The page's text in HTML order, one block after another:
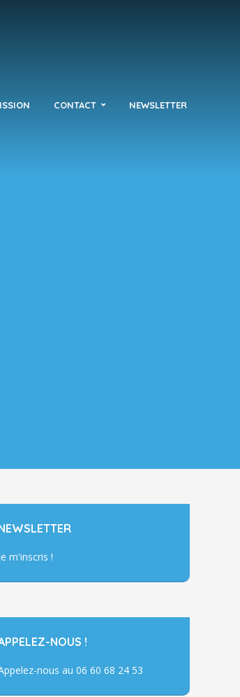
CONTACT NEWSLETTER
m'inscris !
NOUS !
nous au 06 60 68 24 53